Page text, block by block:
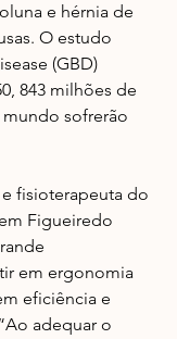
e hérnia de
O estudo
(GBD)
843 milhões de
sofrerão
fisioterapeuta do
Figueiredo
em ergonomia
eficiência e
adequar o